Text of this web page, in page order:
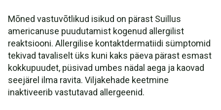
Mõned vastuvõtlikud isikud on pärast Suillus
americanuse puudutamist kogenud allergilist
reaktsiooni. Allergilise kontaktdermatiidi sümptomid
tekivad tavaliselt üks kuni kaks päeva pärast esmast
kokkupuudet, püsivad umbes nädal aega ja kaovad
seejärel ilma ravita. Viljakehade keetmine
inaktiveerib vastutavad allergeenid.